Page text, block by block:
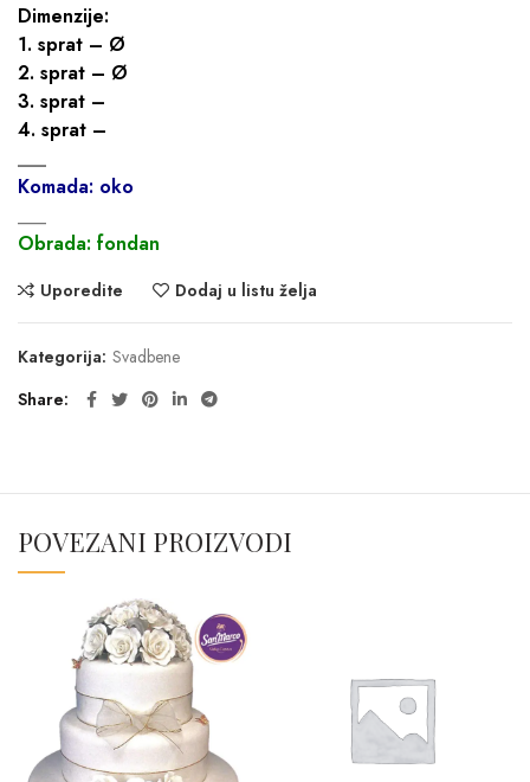
Dimenzije:
1. sprat – Ø
2. sprat – Ø
3. sprat –
4. sprat –
___
Komada: oko
Obrada: fondan
Uporedite Dodaj u listu želja
Kategorija: Svadbene
Share
POVEZANI PROIZVODI